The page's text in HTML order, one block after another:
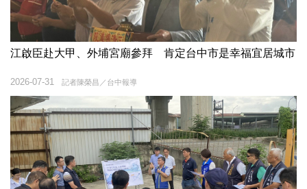
江啟臣赴大甲、外埔宮廟參拜 肯定台中市是幸福宜居城市
記者陳榮昌／台中報導
2026-07-31